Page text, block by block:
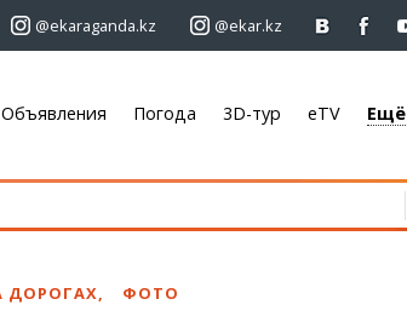
@ekaraganda.kz @ekar.kz
Объявления
Автомобили
Объявления Погода 3D-тур eTV Ещё
ДОРОГАХ, ФОТО